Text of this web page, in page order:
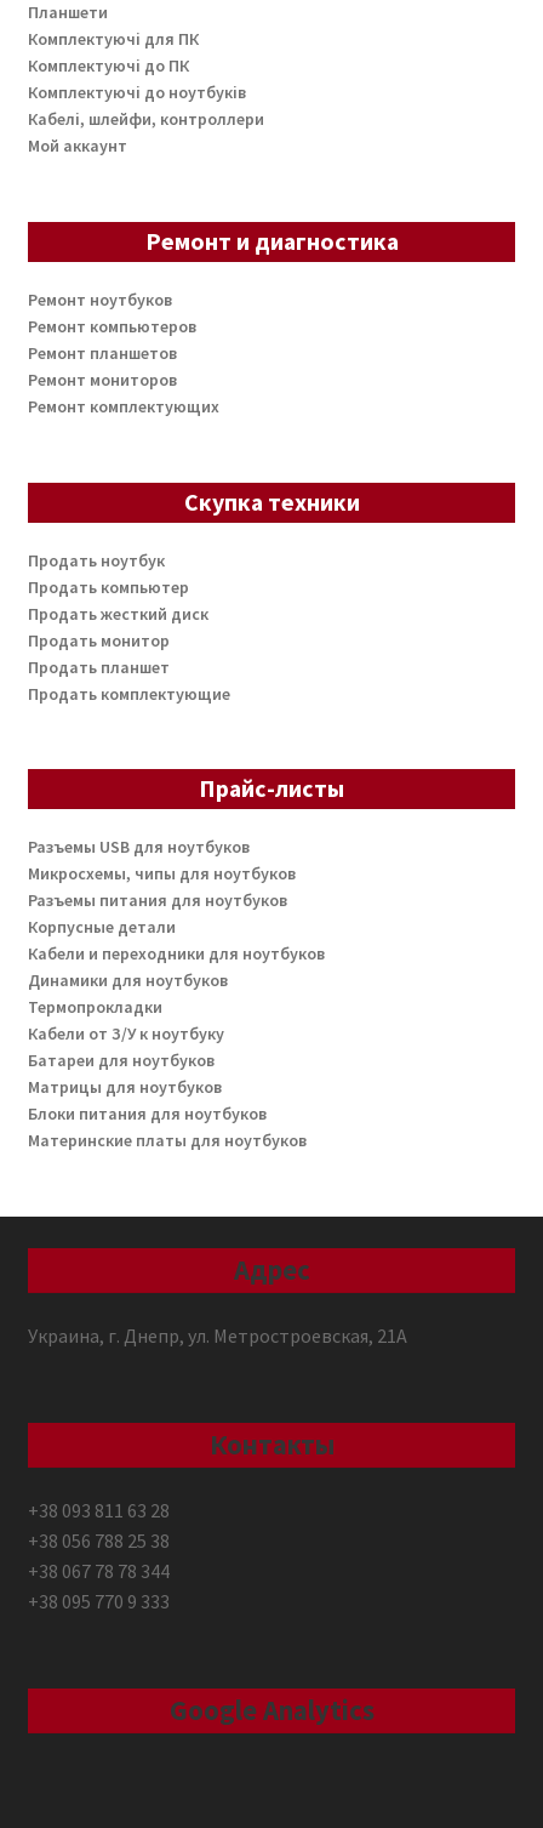
Планшети
Комплектуючі для ПК
Комплектуючі до ПК
Комплектуючі до ноутбуків
Кабелі, шлейфи, контроллери
Мой аккаунт
Ремонт и диагностика
Ремонт ноутбуков
Ремонт компьютеров
Ремонт планшетов
Ремонт мониторов
Ремонт комплектующих
Скупка техники
Продать ноутбук
Продать компьютер
Продать жесткий диск
Продать монитор
Продать планшет
Продать комплектующие
Прайс-листы
Разъемы USB для ноутбуков
Микросхемы, чипы для ноутбуков
Разъемы питания для ноутбуков
Корпусные детали
Кабели и переходники для ноутбуков
Динамики для ноутбуков
Термопрокладки
Кабели от З/У к ноутбуку
Батареи для ноутбуков
Матрицы для ноутбуков
Блоки питания для ноутбуков
Материнские платы для ноутбуков
Адрес
Украина, г. Днепр, ул. Метростроевская, 21А
Контакты
+38 093 811 63 28
+38 056 788 25 38
+38 067 78 78 344
+38 095 770 9 333
Google Analytics